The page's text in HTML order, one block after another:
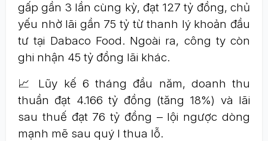
gấp gần 3 lần cùng kỳ, đạt 127 tỷ đồng, chủ
yếu nhờ lãi gần 75 tỷ từ thanh lý khoản đầu
tư tại Dabaco Food. Ngoài ra, công ty còn
ghi nhận 45 tỷ đồng lãi khác.
📈 Lũy kế 6 tháng đầu năm, doanh thu
thuần đạt 4.166 tỷ đồng (tăng 18%) và lãi
sau thuế đạt 76 tỷ đồng – lội ngược dòng
mạnh mẽ sau quý I thua lỗ.